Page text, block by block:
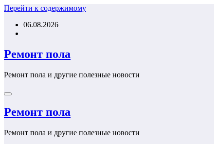
Перейти к содержимому
06.08.2026
Ремонт пола
Ремонт пола и другие полезные новости
Ремонт пола
Ремонт пола и другие полезные новости